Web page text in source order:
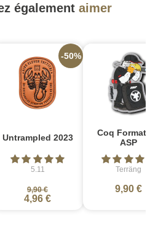
également aimer
Untrampled 2023
5.11
9,90 €
4,96 €
-50%
Coq
ASP
Terräng
9,90 €